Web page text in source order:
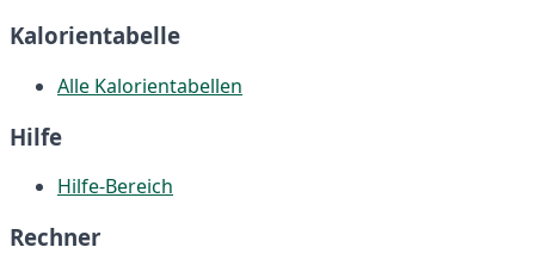
Kalorientabelle
Alle Kalorientabellen
Hilfe
Hilfe-Bereich
Rechner